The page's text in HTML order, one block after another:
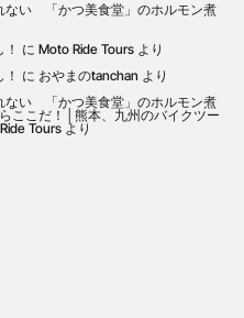
ない 「かつ美食堂」のホルモン煮
に Moto Ride Tours より
に おやまのtanchan より
ない 「かつ美食堂」のホルモン煮
ここだ！│熊本、九州のバイクツー
Tours より